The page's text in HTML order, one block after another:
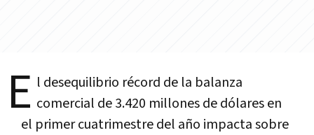
E l desequilibrio récord de la balanza
comercial de 3.420 millones de dólares en
el primer cuatrimestre del año impacta sobre